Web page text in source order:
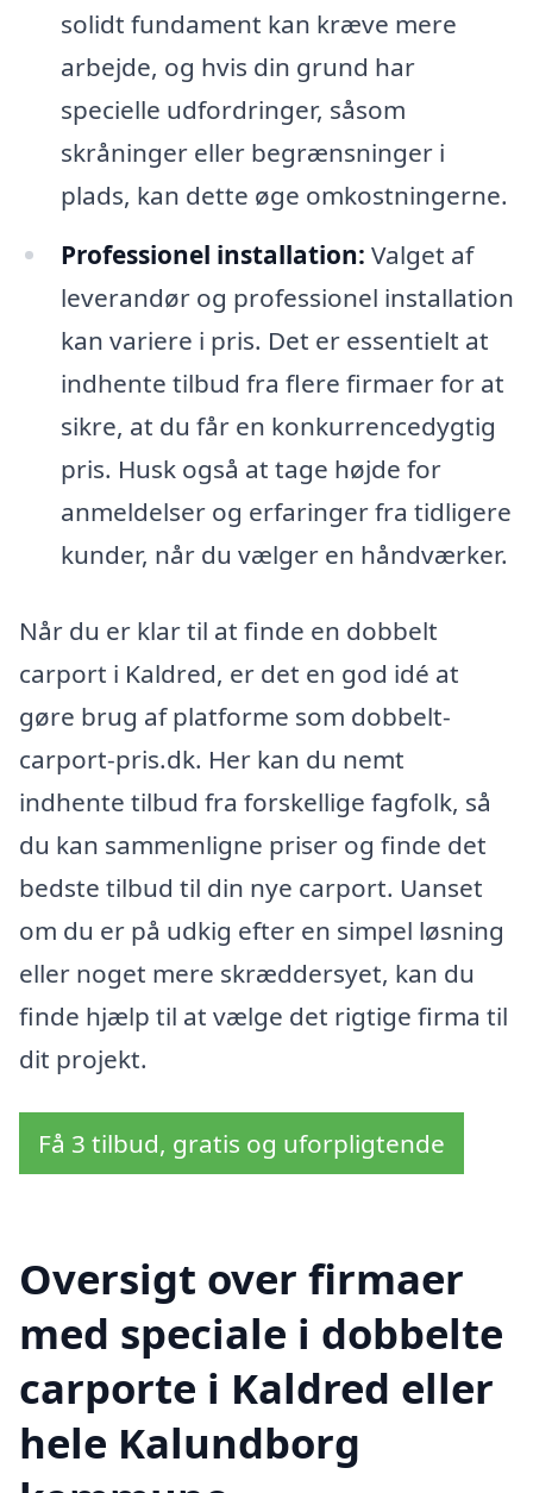
solidt fundament kan kræve mere
arbejde, og hvis din grund har
specielle udfordringer, såsom
skråninger eller begrænsninger i
plads, kan dette øge omkostningerne.
Professionel installation: Valget af
leverandør og professionel installation
kan variere i pris. Det er essentielt at
indhente tilbud fra flere firmaer for at
sikre, at du får en konkurrencedygtig
pris. Husk også at tage højde for
anmeldelser og erfaringer fra tidligere
kunder, når du vælger en håndværker.
Når du er klar til at finde en dobbelt
carport i Kaldred, er det en god idé at
gøre brug af platforme som dobbelt-
carport-pris.dk. Her kan du nemt
indhente tilbud fra forskellige fagfolk, så
du kan sammenligne priser og finde det
bedste tilbud til din nye carport. Uanset
om du er på udkig efter en simpel løsning
eller noget mere skræddersyet, kan du
finde hjælp til at vælge det rigtige firma til
dit projekt.
Få 3 tilbud, gratis og uforpligtende
Oversigt over firmaer
med speciale i dobbelte
carporte i Kaldred eller
hele Kalundborg